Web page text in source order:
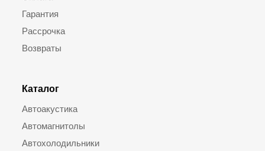
Гарантия
Рассрочка
Возвраты
Каталог
Автоакустика
Автомагнитолы
Автохолодильники